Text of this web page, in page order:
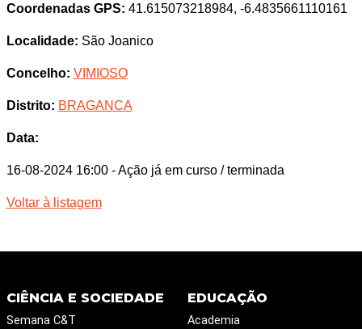
Coordenadas GPS: 41.615073218984, -6.4835661110161
Localidade: São Joanico
Concelho: VIMIOSO
Distrito: BRAGANCA
Data:
16-08-2024 16:00 - Ação já em curso / terminada
Voltar à listagem
CIÊNCIA E SOCIEDADE
Semana C&T
EDUCAÇÃO
Academia